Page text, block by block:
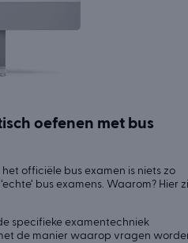
oefenen met bus
officiële bus examen is niets zo
bus examens. Waarom? Hier
specifieke examentechniek
de manier waarop vragen